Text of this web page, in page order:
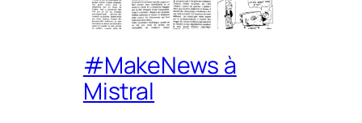
#MakeNews à
Mistral